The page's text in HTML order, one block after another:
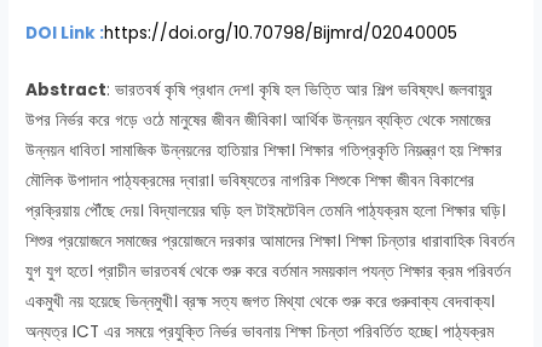
DOI Link :https://doi.org/10.70798/Bijmrd/02040005
Abstract: ভারতবর্ষ কৃষি প্রধান দেশ। কৃষি হল ভিত্তি আর শিল্প ভবিষ্যৎ। জলবায়ুর
উপর নির্ভর করে গড়ে ওঠে মানুষের জীবন জীবিকা। আর্থিক উন্নয়ন ব্যক্তি থেকে সমাজের
উন্নয়ন ধাবিত। সামাজিক উন্নয়নের হাতিয়ার শিক্ষা। শিক্ষার গতিপ্রকৃতি নিয়ন্ত্রণ হয় শিক্ষার
মৌলিক উপাদান পাঠ্যক্রমের দ্বারা। ভবিষ্যতের নাগরিক শিশুকে শিক্ষা জীবন বিকাশের
প্রক্রিয়ায় পৌঁছে দেয়। বিদ্যালয়ের ঘড়ি হল টাইমটেবিল তেমনি পাঠ্যক্রম হলো শিক্ষার ঘড়ি।
শিশুর প্রয়োজনে সমাজের প্রয়োজনে দরকার আমাদের শিক্ষা। শিক্ষা চিন্তার ধারাবাহিক বিবর্তন
যুগ যুগ হতে। প্রাচীন ভারতবর্ষ থেকে শুরু করে বর্তমান সময়কাল পযন্ত শিক্ষার ক্রম পরিবর্তন
একমুখী নয় হয়েছে ভিন্নমুখী। ব্রহ্ম সত্য জগত মিথ্যা থেকে শুরু করে গুরুবাক্য বেদবাক্য।
অন্যত্র ICT এর সময়ে প্রযুক্তি নির্ভর ভাবনায় শিক্ষা চিন্তা পরিবর্তিত হচ্ছে। পাঠ্যক্রম